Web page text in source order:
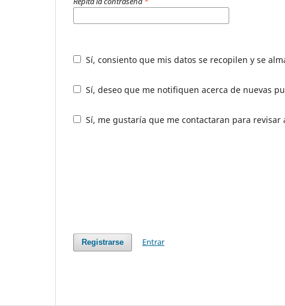
Sí, consiento que mis datos se recopilen y se
Sí, deseo que me notifiquen acerca de nuevas
Sí, me gustaría que me contactaran para revisar
Registrarse Entrar